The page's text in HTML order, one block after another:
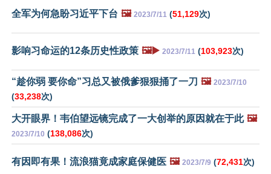
全军为何急盼习近平下台 🖼️ 2023/7/11 (51,129次)
影响习命运的12条历史性政策 🖼️▶️ 2023/7/11 (103,923次)
“趁你弱 要你命”习总又被俄爹狠狠捅了一刀 🖼️ 2023/7/10
(33,238次)
大开眼界！韦伯望远镜完成了一大创举的原因就在于此 🖼️
2023/7/10 (138,086次)
有因即有果！流浪猫竟成家庭保健医 🖼️ 2023/7/9 (72,431次)